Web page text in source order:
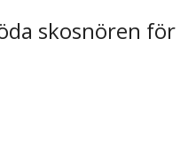
skosnören för